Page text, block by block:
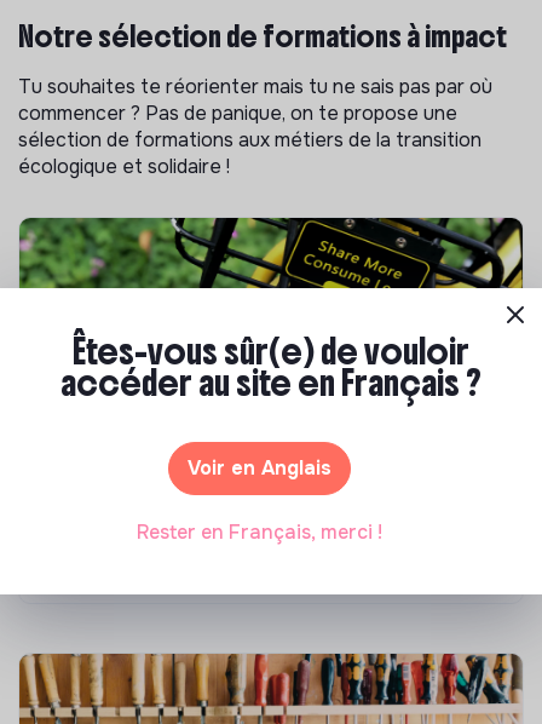
Notre sélection de formations à impact
Tu souhaites te réorienter mais tu ne sais pas par où
commencer ? Pas de panique, on te propose une
sélection de formations aux métiers de la transition
écologique et solidaire !
Êtes-vous sûr(e) de vouloir
accéder au site en Français ?
Voir en Anglais
Rester en Français, merci !